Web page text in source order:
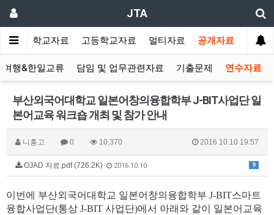
JTA
방 중학교자료 고등학교자료 멀티자료 공개자료
여행&한일교류 담임 및 업무관련자료 기출문제 연수자료
부산외국어대학교 일본어창의융합학부 J-BIT사업단 일
본어교육 워크숍 개최 및 참가 안내
니홍고 0 10,370 2016.10.10 19:57
9
OJAD 자료.pdf (726.2K) 2016.10.10
이번에 부산외국어대학교 일본어창의융합학부 J-BIT스마트
융합사업단(통상 J-BIT 사업단)에서 아래와 같이 일본어교육